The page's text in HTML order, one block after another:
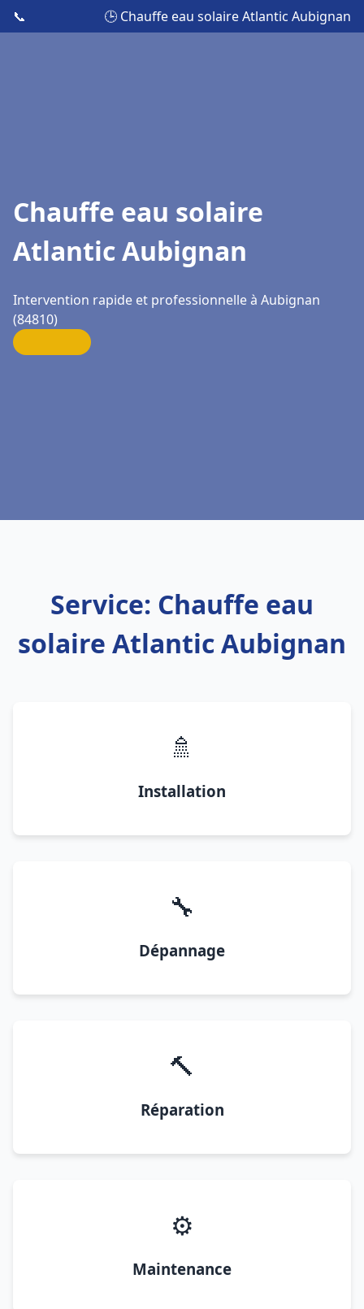
📞 🕒 Chauffe eau solaire Atlantic Aubignan
Chauffe eau solaire
Atlantic Aubignan
Intervention rapide et professionnelle à Aubignan
(84810)
Service: Chauffe eau
solaire Atlantic Aubignan
🚿
Installation
🔧
Dépannage
🔨
Réparation
⚙️
Maintenance